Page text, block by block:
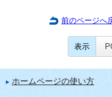
前のページへ
表示
ホームページの使い方